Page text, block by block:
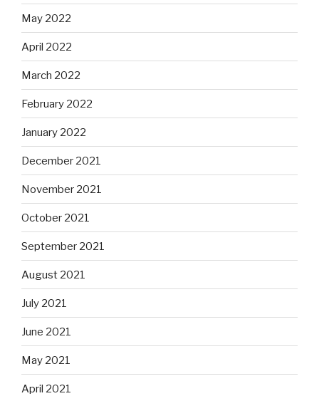
May 2022
April 2022
March 2022
February 2022
January 2022
December 2021
November 2021
October 2021
September 2021
August 2021
July 2021
June 2021
May 2021
April 2021